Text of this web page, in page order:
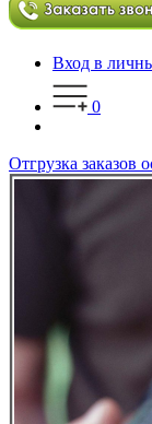
Вход в
0
Отгрузка заказов